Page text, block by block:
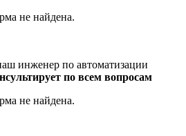
не найдена.
инженер по автоматизации
по всем вопросам
не найдена.